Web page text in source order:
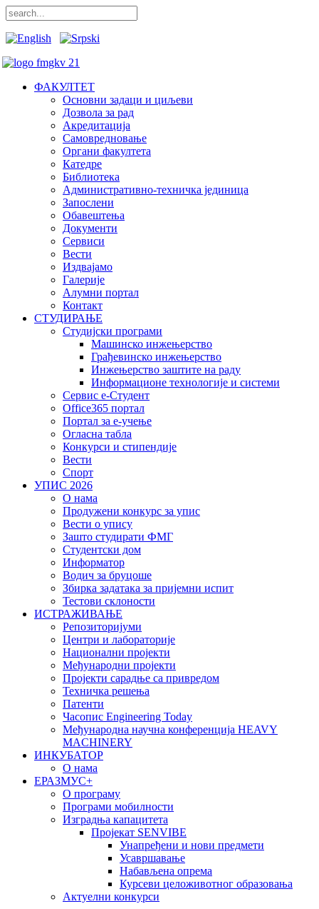
ФАКУЛТЕТ
Основни задаци и циљеви
Дозвола за рад
Акредитација
Самовредновање
Органи факултета
Катедре
Библиотека
Административно-техничка јединица
Запослени
Обавештења
Документи
Сервиси
Вести
Издвајамо
Галерије
Алумни портал
Контакт
СТУДИРАЊЕ
Студијски програми
Машинско инжењерство
Грађевинско инжењерство
Инжењерство заштите на раду
Информационе технологије и системи
Сервис е-Студент
Office365 портал
Портал за е-учење
Огласна табла
Конкурси и стипендије
Вести
Спорт
УПИС 2026
О нама
Продужени конкурс за упис
Вести о упису
Зашто студирати ФМГ
Студентски дом
Информатор
Водич за бруцоше
Збиркa задатака за пријемни испит
Тестови склоности
ИСТРАЖИВАЊЕ
Репозиторијуми
Центри и лабораторије
Национални пројекти
Међународни пројекти
Пројекти сарадње са привредом
Техничка решења
Патенти
Часопис Engineering Today
Међународна научна конференција HEAVY
MACHINERY
ИНКУБАТОР
О нама
EРАЗМУС+
О програму
Програми мобилности
Изградња капацитета
Пројекат SENVIBE
Унапређени и нови предмети
Усавршавање
Набављена опрема
Курсеви целоживотног образовања
Актуелни конкурси